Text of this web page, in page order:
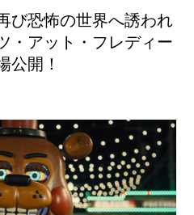
び恐怖の世界へ誘われ
・アット・フレディー
公開！